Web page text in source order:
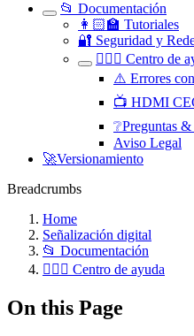
📂 Documentación
👩🏻‍🏫 Tutoriales
🔐 Seguridad y
🧏🏻‍♀️ Centro de
⚠️ Errores
📺 HDMI
❔Preguntas &
Aviso Legal
🚀Versionamiento
Breadcrumbs
Home
Señalización digital
📂 Documentación
🧏🏻‍♀️ Centro de ayuda
On this Page